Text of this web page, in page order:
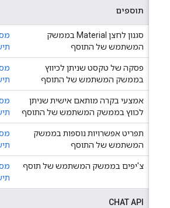
תוספים
סגנון לחצן Material בממשק
המשתמש של התוסף
מסמכי
תיעוד
פסקה של טקסט שניתן לכיווץ
בממשק המשתמש של התוסף
מסמכי
תיעוד
אמצעי בקרה מותאם אישית שניתן
לכווץ בממשק המשתמש של התוסף
מסמכי
תיעוד
תפריט אפשרויות נוספות בממשק
המשתמש של התוסף
מסמכי
תיעוד
צ'יפים בממשק המשתמש של תוסף
מסמכי
תיעוד
CHAT API